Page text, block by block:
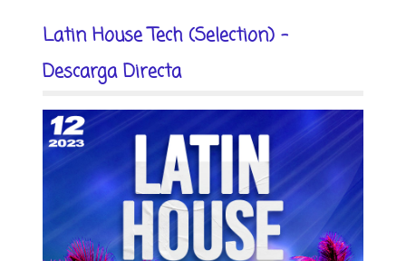
Latin House Tech (Selection) -
Descarga Directa